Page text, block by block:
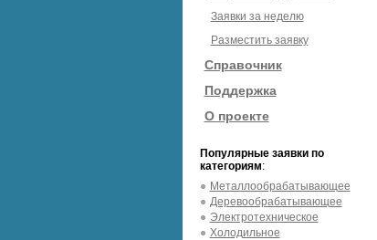
Заявки за неделю
Разместить заявку
Справочник
Поддержка
О проекте
Популярные заявки по
категориям:
Металлообрабатывающее
Деревообрабатывающее
Электротехническое
Холодильное